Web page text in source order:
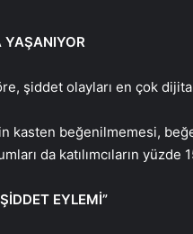
YAŞANIYOR
şiddet olayları en çok
kasten beğenilmemesi,
da katılımcıların yüzde
EYLEMİ”